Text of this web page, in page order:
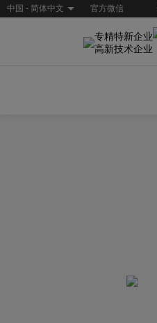
中国 - 简体中文 官方微信
专精特新企业
高新技术企业